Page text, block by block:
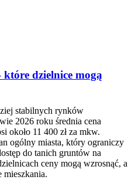
dzielnice mogą
stabilnych rynków
2026 roku średnia cena
około 11 400 zł za mkw.
ogólny miasta, który ograniczy
do tanich gruntów na
ceny mogą wzrosnąć, a
mieszkania.